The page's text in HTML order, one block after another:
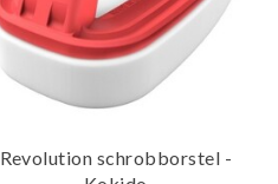
Revolution schrobborstel -